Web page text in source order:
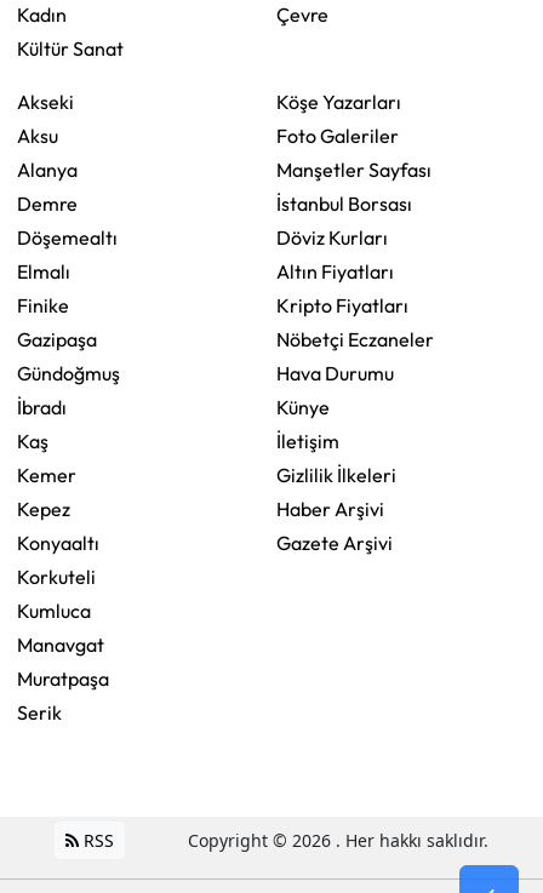
Kadın
Kültür Sanat
Çevre
Akseki
Aksu
Alanya
Demre
Döşemealtı
Elmalı
Finike
Gazipaşa
Gündoğmuş
İbradı
Kaş
Kemer
Kepez
Konyaaltı
Korkuteli
Kumluca
Manavgat
Muratpaşa
Serik
Köşe Yazarları
Foto Galeriler
Manşetler Sayfası
İstanbul Borsası
Döviz Kurları
Altın Fiyatları
Kripto Fiyatları
Nöbetçi Eczaneler
Hava Durumu
Künye
İletişim
Gizlilik İlkeleri
Haber Arşivi
Gazete Arşivi
RSS Copyright © 2026 . Her hakkı saklıdır.